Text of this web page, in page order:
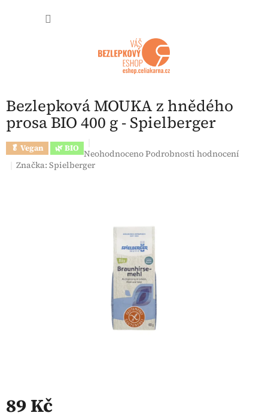
Bezlepková MOUKA z hnědého
prosa BIO 400 g - Spielberger
🥬 Vegan 🌿 BIO Průměrné hodnocení produktu je 0,0 z 5
NeohodnocenoPodrobnosti hodnocení
Značka:Spielberger
89 Kč